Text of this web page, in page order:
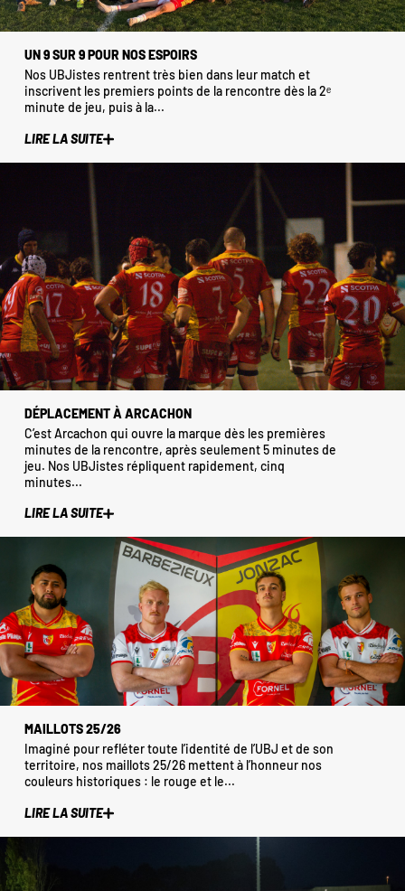
UN 9 SUR 9 POUR NOS ESPOIRS
Nos UBJistes rentrent très bien dans leur match et
inscrivent les premiers points de la rencontre dès la 2ᵉ
minute de jeu, puis à la...
LIRE LA SUITE
DÉPLACEMENT À ARCACHON
C’est Arcachon qui ouvre la marque dès les premières
minutes de la rencontre, après seulement 5 minutes de
jeu. Nos UBJistes répliquent rapidement, cinq
minutes...
LIRE LA SUITE
MAILLOTS 25/26
Imaginé pour refléter toute l’identité de l’UBJ et de son
territoire, nos maillots 25/26 mettent à l’honneur nos
couleurs historiques : le rouge et le...
LIRE LA SUITE